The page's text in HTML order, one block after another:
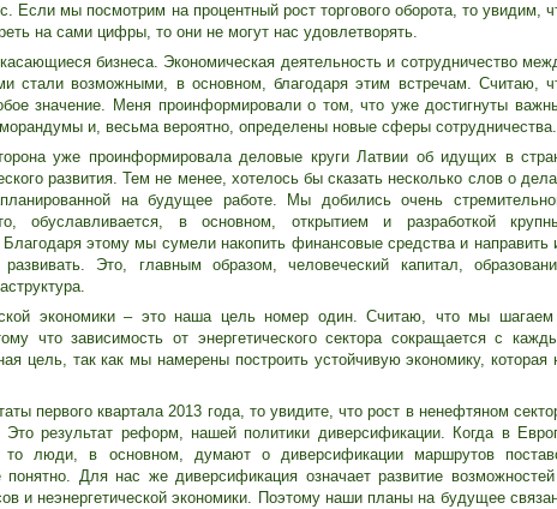
Если мы посмотрим на процентный рост торгового оборота, то увидим,
на сами цифры, то они не могут нас удовлетворять.
бизнеса. Экономическая деятельность и сотрудничество
стали возможными, в основном, благодаря этим встречам. Считаю,
значение. Меня проинформировали о том, что уже достигнуты
и, весьма вероятно, определены новые сферы сотрудничества.
уже проинформировала деловые круги Латвии об идущих в
развития. Тем не менее, хотелось бы сказать несколько слов о
на будущее работе. Мы добились очень
обуславливается, в основном, открытием и разработкой
этому мы сумели накопить финансовые средства и направить
Это, главным образом, человеческий капитал,
экономики – это наша цель номер один. Считаю, что мы
что зависимость от энергетического сектора сокращается с
цель, так как мы намерены построить устойчивую экономику, которая
первого квартала 2013 года, то увидите, что рост в ненефтяном
Это результат реформ, нашей политики диверсификации. Когда в
то люди, в основном, думают о диверсификации маршрутов
понятно. Для нас же диверсификация означает развитие
и неэнергетической экономики. Поэтому наши планы на будущее